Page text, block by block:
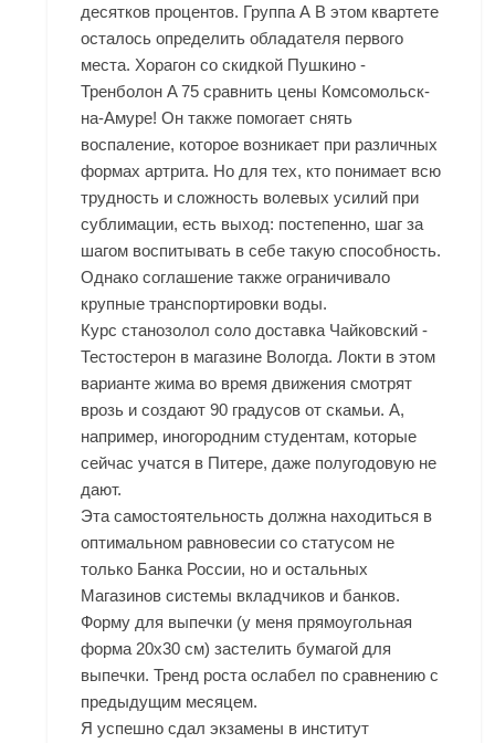
десятков процентов. Группа А В этом квартете
осталось определить обладателя первого
места. Хорагон со скидкой Пушкино -
Тренболон A 75 сравнить цены Комсомольск-
на-Амуре! Он также помогает снять
воспаление, которое возникает при различных
формах артрита. Но для тех, кто понимает всю
трудность и сложность волевых усилий при
сублимации, есть выход: постепенно, шаг за
шагом воспитывать в себе такую способность.
Однако соглашение также ограничивало
крупные транспортировки воды.
Курс станозолол соло доставка Чайковский -
Тестостерон в магазине Вологда. Локти в этом
варианте жима во время движения смотрят
врозь и создают 90 градусов от скамьи. А,
например, иногородним студентам, которые
сейчас учатся в Питере, даже полугодовую не
дают.
Эта самостоятельность должна находиться в
оптимальном равновесии со статусом не
только Банка России, но и остальных
Магазинов системы вкладчиков и банков.
Форму для выпечки (у меня прямоугольная
форма 20х30 см) застелить бумагой для
выпечки. Тренд роста ослабел по сравнению с
предыдущим месяцем.
Я успешно сдал экзамены в институт